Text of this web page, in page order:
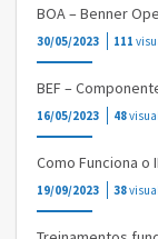
BOA – Benner
30/05/2023 111
BEF –
16/05/2023 48
Como Funciona o
19/09/2023 38